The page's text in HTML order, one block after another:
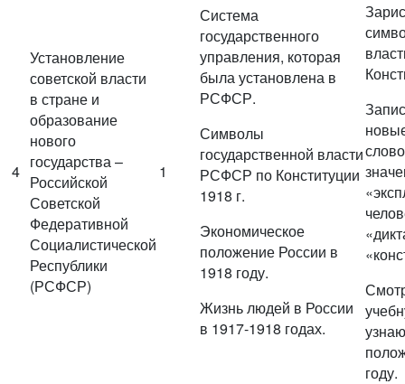
4
Установление
советской власти
в стране и
образование
нового
государства –
Российской
Советской
Федеративной
Социалистической
Республики
(РСФСР)
1
Система
государственного
управления, которая
была установлена в
РСФСР.
Символы
государственной власти
РСФСР по Конституции
1918 г.
Экономическое
положение России в
1918 году.
Жизнь людей в России
в 1917-1918 годах.
году.